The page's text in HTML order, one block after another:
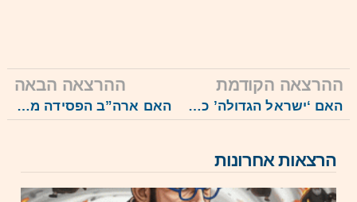
ההרצאה הקודמת
האם ‘ישראל הגדולה’ כבר כאן? 19.5.26
ההרצאה הבאה
האם ארה”ב הפסידה מול איראן? 17.6.26
הרצאות אחרונות